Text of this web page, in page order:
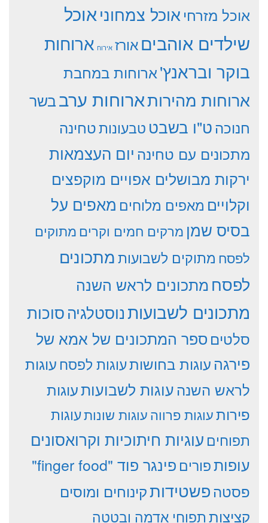
אוכל מזרחיאוכל צמחוניאוכל
שילדים אוהביםאורז אירוח ארוחות
בוקר ובראנץ'ארוחות במחבת
ארוחות מהירותארוחות ערבבשר
חנוכהט"ו בשבט טבעונותטחינה
מתכונים עם טחינה יום העצמאות
ירקות מבושלים אפויים מוקפצים
וקלויים מאפים מלוחים מאפים על
בסיס שמן מרקים חמים וקריםמתוקים
לפסח מתוקים לשבועותמתכונים
לפסח מתכונים לראש השנה
מתכונים לשבועותנוסטלגיהסוכות
סלטים ספר המתכונים של אמא של
פירגהעוגות בחושותעוגות לפסח עוגות
לראש השנהעוגות לשבועותעוגות
פירותעוגות פרווהעוגות שונותעוגות
תפוחים עוגיות חיתוכיות וקרואסונים
עופותפורים פינגר פוד "finger food"
פסטהפשטידותקינוחים ומוסים
קציצותתפוחי אדמה ובטטה